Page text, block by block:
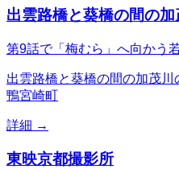
出雲路橋と葵橋の間の
第9話で「梅むら」へ向かう
出雲路橋と葵橋の間の加茂
鴨宮崎町
詳細 →
東映京都撮影所